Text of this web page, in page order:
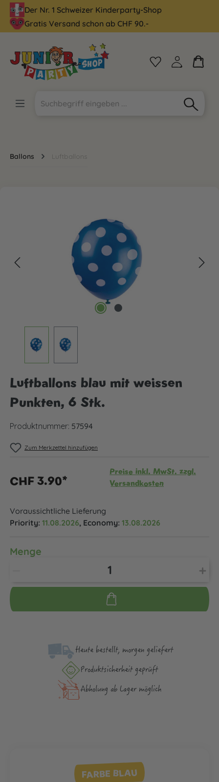
springen
Der Nr. 1 Schweizer Kinderparty-Shop
Gratis Versand schon ab CHF 90.-
Ballons Luftballons
Luftballons blau mit weissen
Punkten, 6 Stk.
Produktnummer: 57594
Zum Merkzettel hinzufügen
CHF 3.90*
Preise inkl. MwSt. zzgl.
Versandkosten
Voraussichtliche Lieferung
Priority: 11.08.2026, Economy: 13.08.2026
Menge
Heute bestellt, morgen geliefert
Produktsicher­heit geprüft
Abholung ab Lager möglich
FARBE BLAU